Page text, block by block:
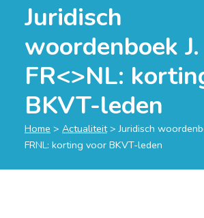
Juridisch
woordenboek
FR<>NL:
BKVT-leden
Home > Actualiteit>Juridisch
FRNL: korting voor BKVT-leden